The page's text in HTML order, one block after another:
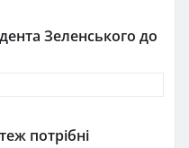
Зеленського до
потрібні